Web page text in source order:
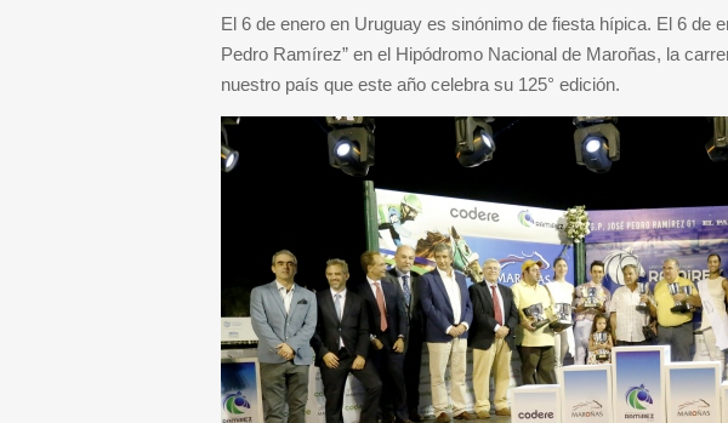
El 6 de enero en Uruguay es sinónimo de fiesta hípica. El 6 de
Pedro Ramírez” en el Hipódromo Nacional de Maroñas, la
nuestro país que este año celebra su 125° edición.